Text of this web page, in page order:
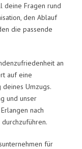
deine Fragen rund
den Ablauf
die passende
an
auf eine
Umzugs.
und unser
nach
für